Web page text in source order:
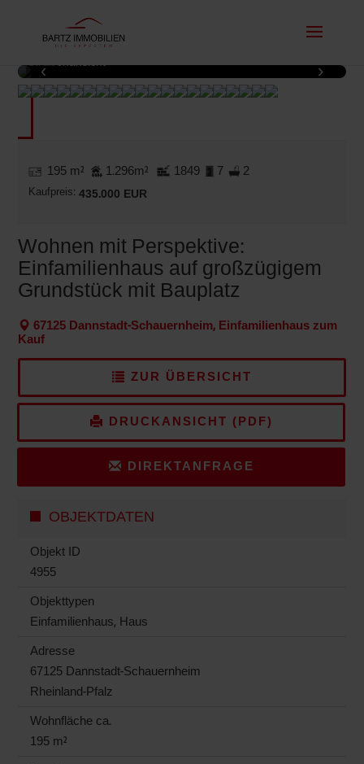
Straßenansicht
‹ ›
195 m² 1.296m² 1849 7 2
Kaufpreis: 435.000 EUR
Wohnen mit Perspektive:
Einfamilienhaus auf großzügigem
Grundstück mit Bauplatz
67125 Dannstadt-Schauernheim, Einfamilienhaus zum
Kauf
ZUR ÜBERSICHT
DRUCKANSICHT (PDF)
DIREKTANFRAGE
OBJEKTDATEN
Objekt ID
4955
Objekttypen
Einfamilienhaus, Haus
Adresse
67125 Dannstadt-Schauernheim
Rheinland-Pfalz
Wohnfläche ca.
195 m²